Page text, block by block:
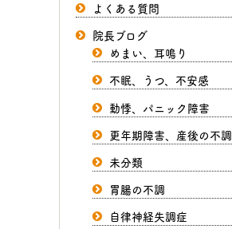
よくある質問
院長ブログ
めまい、耳鳴り
不眠、うつ、不安感
動悸、パニック障害
更年期障害、産後の不調
未分類
胃腸の不調
自律神経失調症